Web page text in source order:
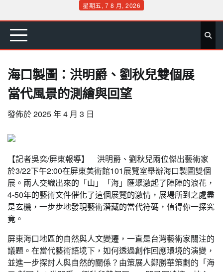
content
星期五, 7 8 月, 2026
首 要 娛 生 社 文 公 運 旅 政 地 專
海口製圖：洪明爵、劉秋兒雙個展
當代風景的測繪與回望
發佈於2025 年 4 月 3 日
【記者吳奕/屏東報導】 洪明爵、劉秋兒兩位傑出藝術家
於3/22下午2:00在屏東美術館101展覽室舉辦海口製圖雙個
展。兩人交織出來的「山」「海」匯聚激起了陣陣的浪花，
4-50年的藝術文件催化了這個展覽的激情，展場所到之處盡
是玄機，一步步地發現藝術潛藏的當代符碼，值得你一探究
竟。
屏東海口地區的自然與人文變遷，一直是台灣藝術家關注的
議題。在當代藝術語境下，如何透過創作回應環境的演變，
並進一步探討人與自然的關係？由策展人鄭勝華策劃的「海